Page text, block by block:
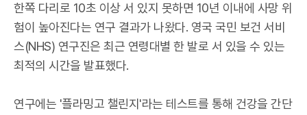
한쪽 다리로 10초 이상 서 있지 못하면 10년 이내에 사망 위
험이 높아진다는 연구 결과가 나왔다. 영국 국민 보건 서비
스(NHS) 연구진은 최근 연령대별 한 발로 서 있을 수 있는
최적의 시간을 발표했다.
연구에는 '플라밍고 챌린지'라는 테스트를 통해 건강을 간단